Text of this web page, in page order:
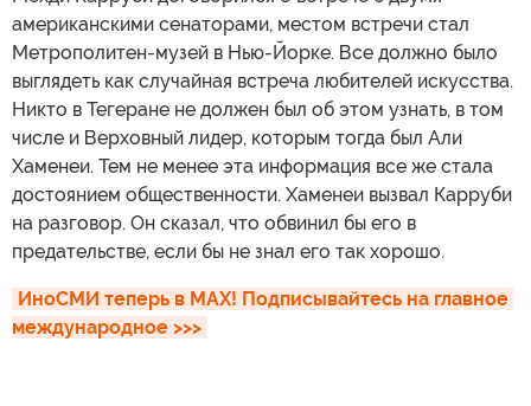
американскими сенаторами, местом встречи стал
Метрополитен-музей в Нью-Йорке. Все должно было
выглядеть как случайная встреча любителей искусства.
Никто в Тегеране не должен был об этом узнать, в том
числе и Верховный лидер, которым тогда был Али
Хаменеи. Тем не менее эта информация все же стала
достоянием общественности. Хаменеи вызвал Карруби
на разговор. Он сказал, что обвинил бы его в
предательстве, если бы не знал его так хорошо.
ИноСМИ теперь в MAX! Подписывайтесь на главное
международное >>>